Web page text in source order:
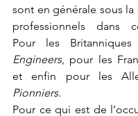
sont en générale sous la
professionnels dans
Pour les
Engineers, pour les
et enfin pour les
Pionniers.
Pour ce qui est de